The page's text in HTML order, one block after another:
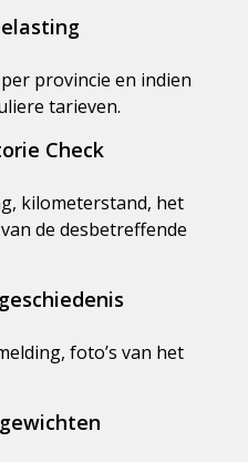
provincie en indien
tarieven.
Check
kilometerstand, het
de desbetreffende
foto’s van het